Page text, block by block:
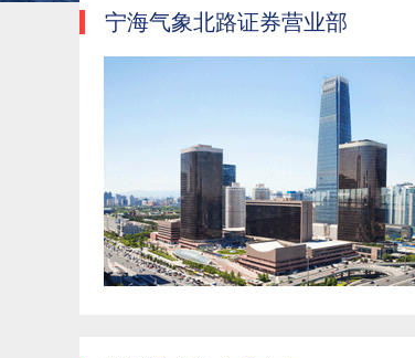
宁海气象北路证券营业部